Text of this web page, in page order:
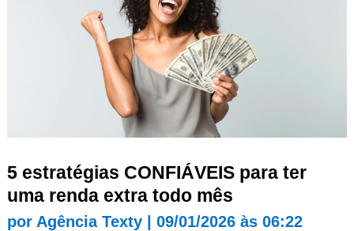
5 estratégias CONFIÁVEIS para ter
uma renda extra todo mês
por Agência Texty| 09/01/2026 às 06:22